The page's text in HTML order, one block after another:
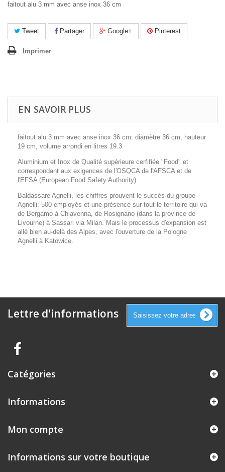
faitout alu 3 mm avec anse inox 36 cm
Tweet Partager Google+ Pinterest
Imprimer
EN SAVOIR PLUS
faitout alu 3 mm avec anse inox 36 cm: diamètre 36 cm, hauteur
19 cm, volume arrondi en litres 19.3
Aluminium et Inox de Qualité supérieure cerfifiée "Food" et
correspondant aux exigences de l'OSQCA de l'AFSCA et de
l'EFSA (European Food Safety Authority).
Baldassare Agnelli, les chiffres prouvent le succès du groupe
Agnelli: 500 employés et une présence sur tout le territoire qui va
de Bergamo à Chiavenna, de Rosignano (dans la province de
Livourne) à Sassari via Milan. Mais le processus d'expansion est
allé bien au-delà des Alpes, avec l'ouverture de la Pologne
Agnelli à Katowice.
Lettre d'informations
Catégories
Informations
Mon compte
Informations sur votre boutique